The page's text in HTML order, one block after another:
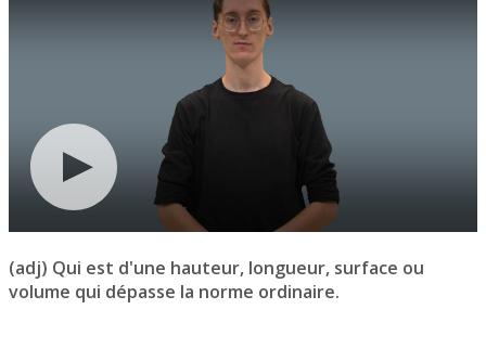
(adj) Qui est d'une hauteur, longueur, surface ou
volume qui dépasse la norme ordinaire.